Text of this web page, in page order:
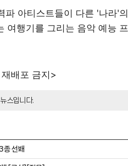
아티스트들이 다른 '나라'
여행기를 그리는 음악 예능
배포 금지>
스입니다.
종 선봬